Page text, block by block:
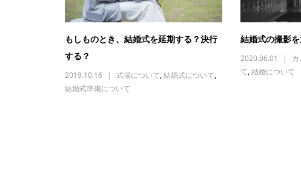
もしものとき、結婚式を延期する？決行
する？
2019.10.16 式場について,結婚式について,
結婚式準備について
結婚式の撮影
2020.06.01
て,結婚について